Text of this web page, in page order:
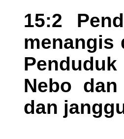
15:2
menangis
Nebo
dan